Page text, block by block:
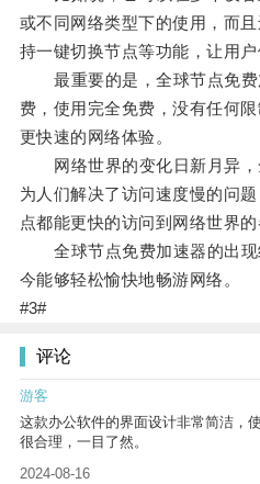
或不同网络类型下的使用，而
持一键切换节点等功能，让用户
最重要的是，全球节点免费
费，使用完全免费，没有任何
更快速的网络体验。
网络世界的变化日新月异，
为人们解决了访问速度慢的问
点都能更快的访问到网络世界的
全球节点免费加速器的出现
今能够轻松愉快地畅游网络。
#3#
评论
游客
这款办公软件的界面设计非常简洁，
很合理，一目了然。
2024-08-16